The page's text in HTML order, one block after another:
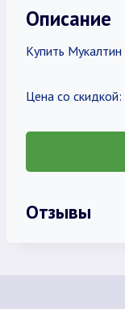
Описание
Купить
Цена со скидкой:
Отзывы